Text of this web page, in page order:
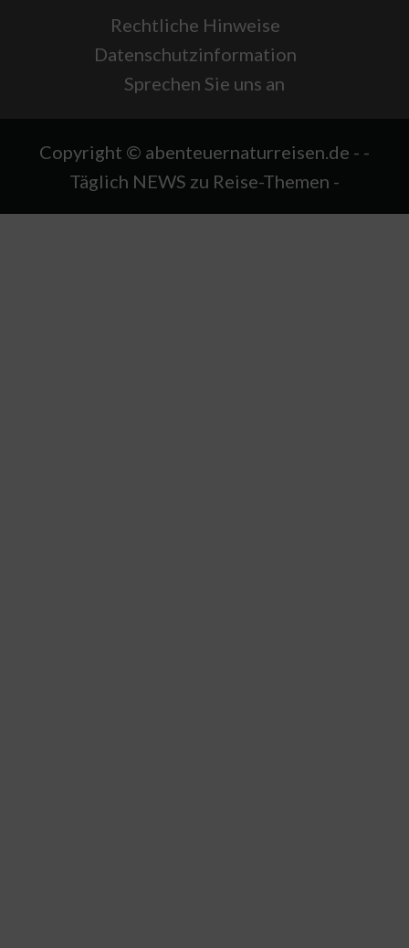
Rechtliche Hinweise
Datenschutzinformation
Sprechen Sie uns an
Copyright © abenteuernaturreisen.de - -
Täglich NEWS zu Reise-Themen -